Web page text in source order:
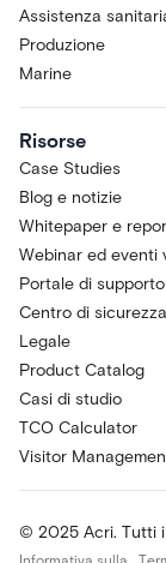
Assistenza
Produzione
Marine
Risorse
Case Studies
Blog e notizie
Whitepaper e
Webinar ed eventi
Portale di supporto
Centro di sicurezza
Legale
Product Catalog
Casi di studio
TCO Calculator
Visitor
© 2025 Acri. Tutti